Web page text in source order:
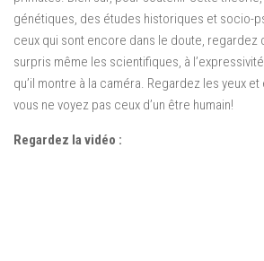
génétiques, des études historiques et socio-
ceux qui sont encore dans le doute, regardez
surpris même les scientifiques, à
qu’il montre à la caméra. Regardez les yeux
vous ne voyez pas ceux d’un être humain!
Regardez la vidéo :